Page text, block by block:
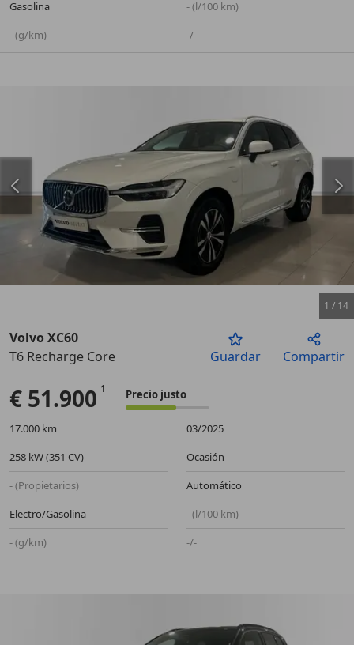
Gasolina
- (l/100 km)
- (g/km)
-/-
Anterior
1 / 14
Volvo XC60
T6 Recharge Core
Guardar Compartir
€ 51.900 Precio justo
17.000 km
03/2025
258 kW (351 CV)
Ocasión
- (Propietarios)
Automático
Electro/Gasolina
- (l/100 km)
- (g/km)
-/-